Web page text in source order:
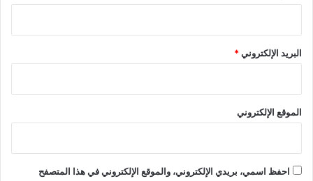
البريد الإلكتروني*
الموقع الإلكتروني
احفظ اسمي، بريدي الإلكتروني، والموقع الإلكتروني في هذا المتصفح